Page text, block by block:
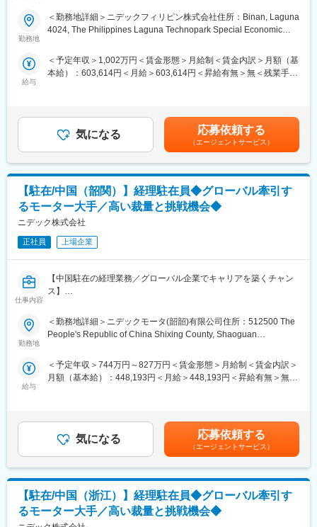
・年休：112日＋有給休暇です。月1回程度土曜日出勤がございま
すが、有給を使って休みにしてもOKです。
半導体を量産する装置をはじめ、自動車／自転車／建築材など都
市生活を支える様々なところで活かされているＹＡＭＣＯグルー
このように、ステンレスをはじめとする特殊鋼は人々の暮らしを
守り、未来を広げる可能性そのものです
当社は、グループ企業としてのシナジー効果を生かしながら、唯
一無二のソリューションをご提供しています。
変更の範囲：会社の定める業務
■業務内容：
本社と連携し、拠点担当として経理業務を行います。
入をし、軌道修正のフォローまで担います。
その他、守りの機能としての経理財務体制についても進めます
＜詳細＞
1.事業計画から割り付けられた利益額の達成実現に向けて他部門
へ情報提供、助言、促しを行う 50%
2.短期、中期の計画の策定 15%
3.会社運営に関わる重要な各種仕組みを整備・調整する 15%
4.税務業務に関する起案、上申を行う 10%
5.資金業務に関する起案、上申、運営を行う 10%
※雇用はニデック株式会社ですが、以下へ出向での業務となりま
す。
〇所在地： 136 North Science Avenue Extension, Laguna
Technopark Special Economic Zone, Binan, Laguna 4024, The
■仕事のやりがい
現地スタッフとのコミニュケーションにより考え方、価値観、視
野が広がります。
管理会計、財務会計にとどまらず、総務、監査対応等、次第に裁
量をひろげてはたらくことができます。
本社事業経理部と連日コミュニケーションをとる時間があり、業
務/私生活に関わらず悩み事やトラブルに関するシェアをすること
ができます。
■組織の特徴と期待する役割
海外拠点（ニデックフィリピン株式会社）における管理会計、財
務会計を担っていただきます。
勤務地
＜勤務地詳細＞ニデックフィリピン株式会社住所：Binan, Laguna
4024, The Philippines Laguna Technopark Special Economic
給与
＜予定年収＞1,002万円＜賃金形態＞月給制＜賃金内訳＞月額（基
本給）：603,614円＜月給＞603,614円＜昇給有無＞無＜残業手当
あり、選考を通じて上下する可能性があります。月給(月額)は固定
手当を含めた表記です。
気になる 応募依頼する
（エージェントサービス）
【駐在/中国（韶関）】経理駐在員◆グローバル牽引す
るモーター大手／高い裁量と挑戦機会◆
ニデック株式会社
正社員 上場企業
仕事内容
【中国駐在の経理業務／グローバル企業でキャリアを築くチャン
ス】
本社と連携し、拠点担当として経理業務を行います。（現地通訳
あり）
入をし、軌道修正のフォローまで担います。
本工場では１つの製品カテゴリのビジネスを一手に引き受けてお
1.事業計画から割り付けられた利益額の達成実現に向けて他部門
へ情報提供、助言、促しを行う 40%
2.短期、中期の計画の策定 15%
3.会社運営に関わる重要な各種仕組みを整備・調整する 20%
4.税務業務に関する起案、上申を行う 15%
5.資金業務に関する起案、上申、運営を行う 10%
勤務地
＜勤務地詳細＞ニデックモータ(韶韶)有限公司住所：512500 The
People's Republic of China Shixing County, Shaoguan
会社の定める事業所
給与
＜予定年収＞744万円～827万円＜賃金形態＞月給制＜賃金内訳＞
月額（基本給）：448,193円＜月給＞448,193円＜昇給有無＞無＜
と行動」を相対評価により決定。賃金はあくまでも目安の金額で
あり、選考を通じて上下する可能性があります。月給(月額)は固定
手当を含めた表記です。
気になる 応募依頼する
（エージェントサービス）
【駐在/中国（浙江）】経理駐在員◆グローバル牽引す
るモーター大手／高い裁量と挑戦機会◆